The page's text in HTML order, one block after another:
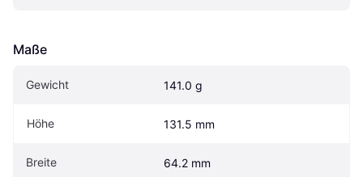
Maße
Gewicht 141.0 g
Höhe 131.5 mm
Breite 64.2 mm